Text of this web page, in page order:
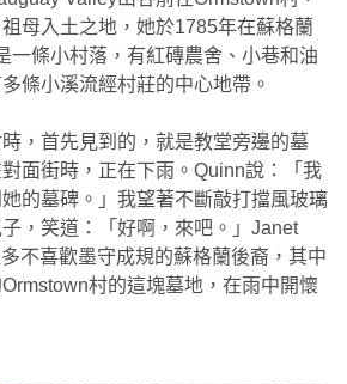
母入土之地，她於1785年在蘇格蘭
一條小村落，有紅磚農舍、小巷和油
條小溪流經村莊的中心地帶。
，首先見到的，就是教堂旁邊的墓
面街時，正在下雨。Quinn說：「我
的墓碑。」我望著不斷敲打擋風玻璃
，笑道：「好啊，來吧。」Janet
不喜歡墨守成規的蘇格蘭後裔，其中
村的這塊墓地，在雨中開懷